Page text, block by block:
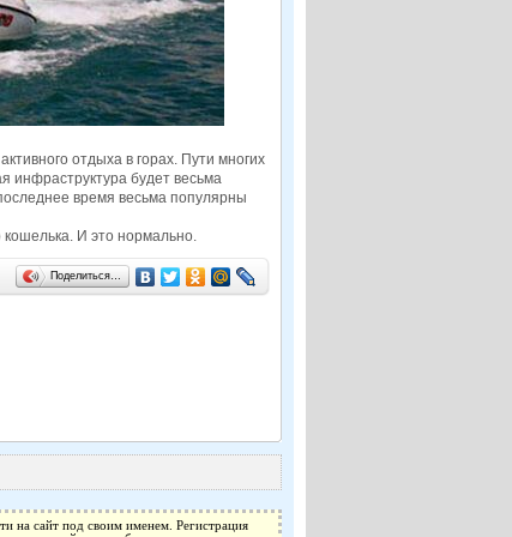
отдыха в горах. Пути многих
инфраструктура будет весьма
время весьма популярны
И это нормально.
Поделиться…
на сайт под своим именем. Регистрация